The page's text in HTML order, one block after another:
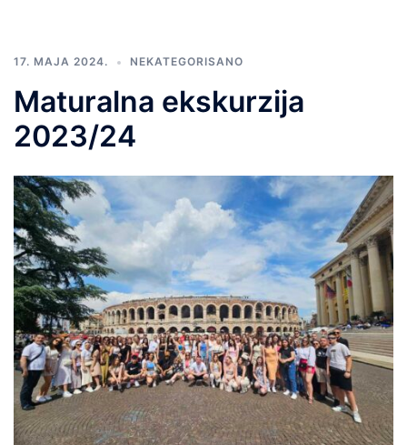
17. MAJA 2024. NEKATEGORISANO
Maturalna ekskurzija
2023/24